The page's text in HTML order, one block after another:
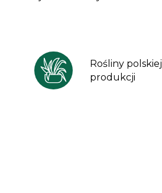
Rośliny polskiej
produkcji